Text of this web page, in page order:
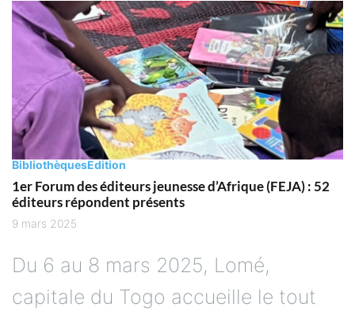
BibliothèquesEdition
1er Forum des éditeurs jeunesse d’Afrique (FEJA) : 52
éditeurs répondent présents
9 mars 2025
Du 6 au 8 mars 2025, Lomé,
capitale du Togo accueille le tout